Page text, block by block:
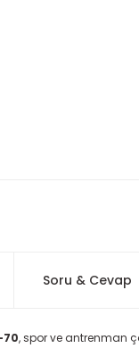
Soru & Cevap
70, spor ve antrenman